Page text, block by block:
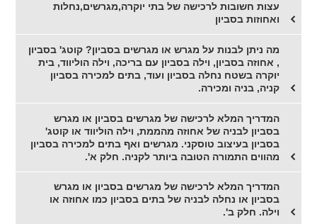
עצות חשובות לרכישה של בתי יוקרה,מגרשים,נחלות
ואחוזות בסביון
מה ניתן לבנות על מגרש או מגרשים בסביון? קוטג' בסביון
, אחוזה בסביון, וילה בסביון עם בריכה, וילה הוליווד, בית
יוקרה בשטח נחלה בסביון ועוד, בתים למכירה בסביון
קניה, בניה ומכירה.
המדריך המלא לרכישה של מגרשים בסביון או מגרש
בסביון לבניה של אחוזה מהממת, וילה הוליווד או קוטג'
בסביון בעיצוב טוסקני. מגרשים ואף בתים למכירה בסביון
מהווים התמורה הטובה ביותר לקניה. חלק א'.
המדריך המלא לרכישה של מגרשים בסביון או מגרש
בסביון או נחלה לבניה של בתים בסביון כמו אחוזה או
וילה. חלק ב'.